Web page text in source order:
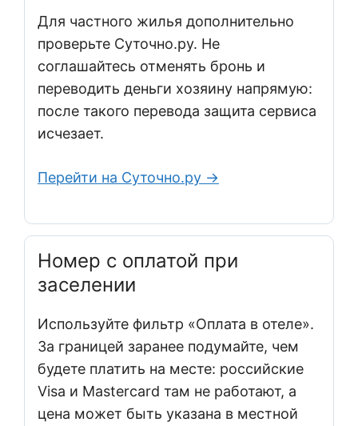
Для частного жилья дополнительно
проверьте Суточно.ру. Не
соглашайтесь отменять бронь и
переводить деньги хозяину напрямую:
после такого перевода защита сервиса
исчезает.
Перейти на Суточно.ру →
Номер с оплатой при
заселении
Используйте фильтр «Оплата в отеле».
За границей заранее подумайте, чем
будете платить на месте: российские
Visa и Mastercard там не работают, а
цена может быть указана в местной